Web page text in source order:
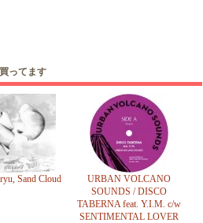
ってます
Sand Cloud
URBAN VOLCANO
SOUNDS / DISCO
TABERNA feat. Y.I.M. c/w
SENTIMENTAL LOVER